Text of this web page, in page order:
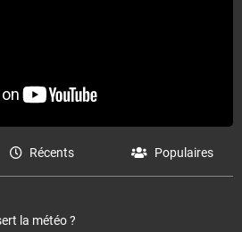
Récents Populaires
la météo ?